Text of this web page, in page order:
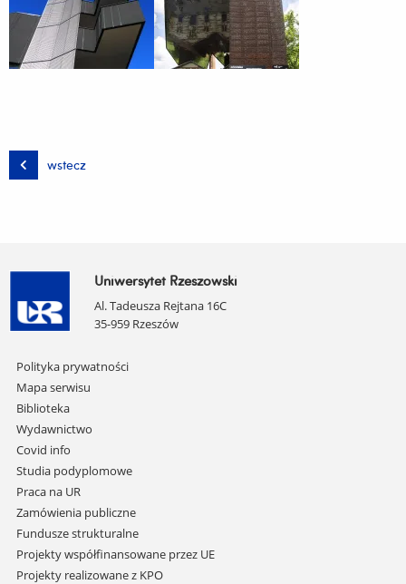
wstecz
Uniwersytet Rzeszowski
Al. Tadeusza Rejtana 16C
35-959 Rzeszów
Pomiń
nawigację
i
przejdź
do
treści
Polityka prywatności
Mapa serwisu
Biblioteka
Wydawnictwo
Covid info
Studia podyplomowe
Praca na UR
Zamówienia publiczne
Fundusze strukturalne
Projekty współfinansowane przez UE
Projekty realizowane z KPO